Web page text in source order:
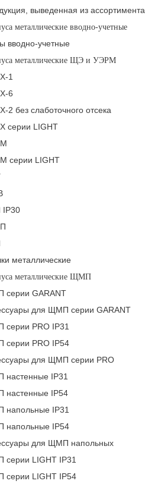
выведенная из ассортимента
металлические вводно-учетные
вводно-учетные
металлические ЩЭ и УЭРМ
1
6
2 без слаботочного отсека
серии LIGHT
серии LIGHT
металлические
металлические ЩМП
GARANT
для ЩМП серии GARANT
PRO IP31
PRO IP54
для ЩМП серии PRO
IP31
IP54
IP31
напольные IP54
для ЩМП напольных
LIGHT IP31
LIGHT IP54